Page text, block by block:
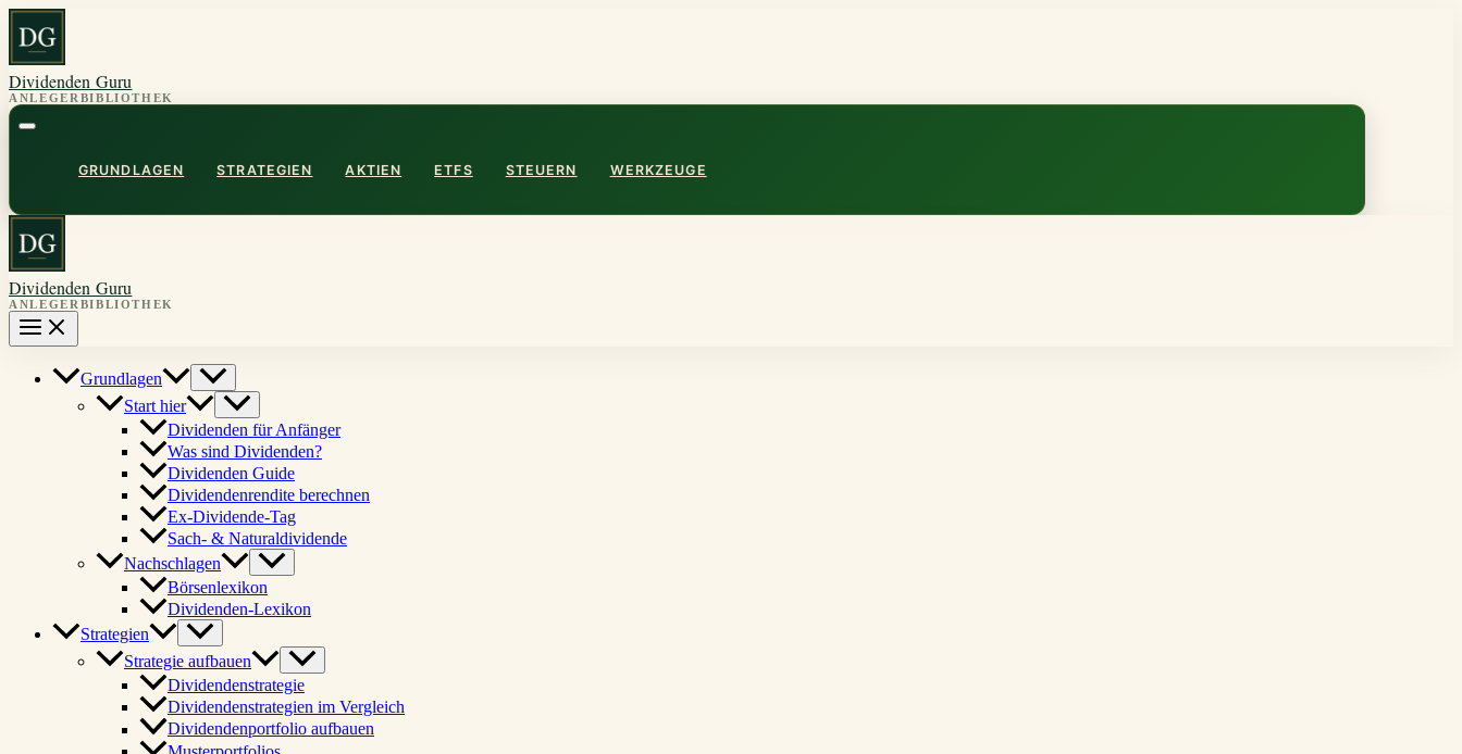
Zum
Inhalt
springen
Dividenden Guru
GRUNDLAGEN STRATEGIEN AKTIEN ETFS STEUERN WERKZEUGE
Dividenden Guru
Grundlagen
Start hier
Dividenden für Anfänger
Was sind Dividenden?
Dividenden Guide
Dividendenrendite berechnen
Ex-Dividende-Tag
Sach- & Naturaldividende
Nachschlagen
Börsenlexikon
Dividenden-Lexikon
Strategien
Strategie aufbauen
Dividendenstrategie
Dividendenstrategien im Vergleich
Dividendenportfolio aufbauen